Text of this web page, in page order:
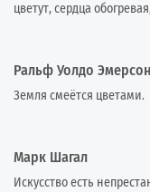
цветут, сердца
Ральф Уолдо Эмерсон
Земля смеётся цветами.
Марк Шагал
Искусство есть